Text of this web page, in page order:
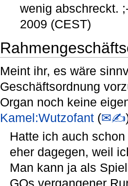
wenig abschreckt.
2009 (CEST)
Meint ihr, es wäre
Geschäftsordnung
Organ noch keine
Kamel:Wutzofant (✉✍
Hatte ich auch
eher dagegen, weil
Man kann ja als
GOs vergangener